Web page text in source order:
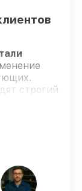
строгий
все виды